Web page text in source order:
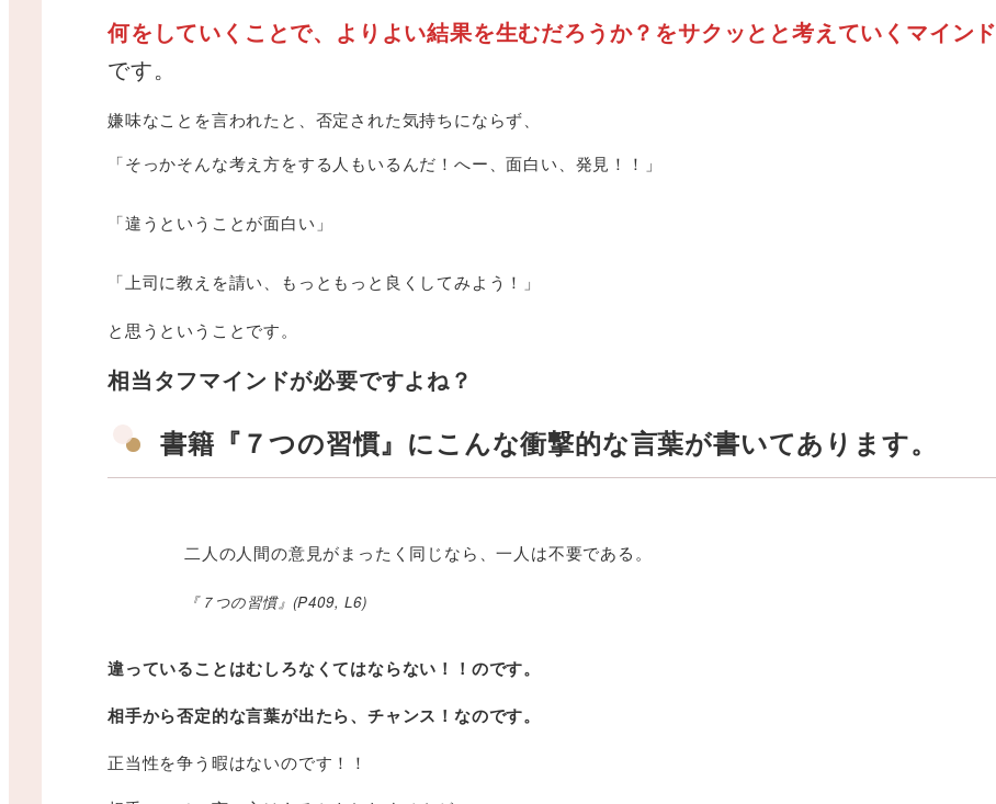
何をしていくことで、よりよい結果を生むだろうか？をサクッとと考えていくマインド
です。
嫌味なことを言われたと、否定された気持ちにならず、
「そっかそんな考え方をする人もいるんだ！へー、面白い、発見！！」
「違うということが面白い」
「上司に教えを請い、もっともっと良くしてみよう！」
と思うということです。
相当タフマインドが必要ですよね？
書籍『７つの習慣』にこんな衝撃的な言葉が書いてあります。
二人の人間の意見がまったく同じなら、一人は不要である。
『７つの習慣』(P409, L6)
違っていることはむしろなくてはならない！！のです。
相手から否定的な言葉が出たら、チャンス！なのです。
正当性を争う暇はないのです！！